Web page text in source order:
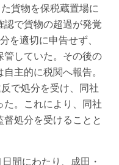
貨物を保税蔵置場に
で貨物の超過が発覚
を適切に申告せず、
していた。その後の
主的に税関へ報告。
で処分を受け、同社
た。これにより、同社
処分を受けることと
間にわたり、成田・